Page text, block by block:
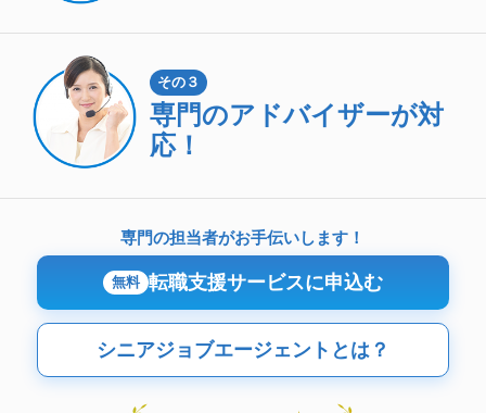
その３
専門のアドバイザーが対
応！
専門の担当者がお手伝いします！
無料 転職支援サービスに申込む
シニアジョブエージェントとは？